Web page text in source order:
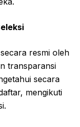
resmi oleh
transparansi
secara
mengikuti